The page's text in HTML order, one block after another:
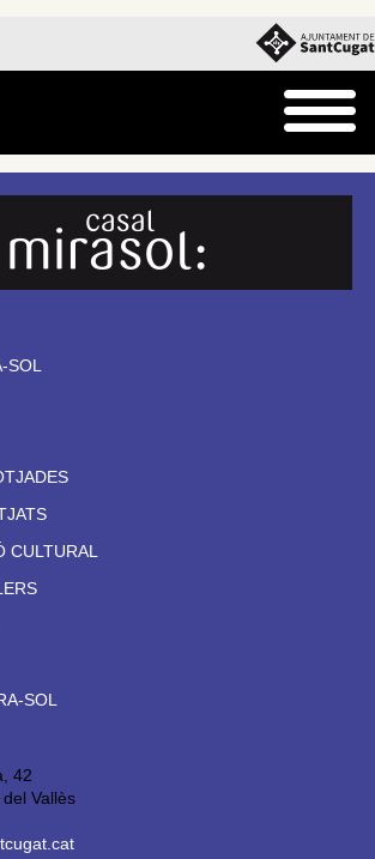
SOL
CULTURAL
SOL
42
Vallès